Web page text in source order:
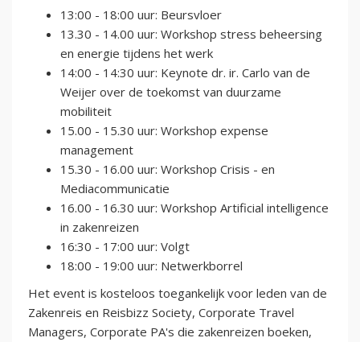
13:00 - 18:00 uur: Beursvloer
13.30 - 14.00 uur: Workshop stress beheersing
en energie tijdens het werk
14:00 - 14:30 uur: Keynote dr. ir. Carlo van de
Weijer over de toekomst van duurzame
mobiliteit
15.00 - 15.30 uur: Workshop expense
management
15.30 - 16.00 uur: Workshop Crisis - en
Mediacommunicatie
16.00 - 16.30 uur: Workshop Artificial intelligence
in zakenreizen
16:30 - 17:00 uur: Volgt
18:00 - 19:00 uur: Netwerkborrel
H et event is kosteloos toegankelijk voor leden van de
Zakenreis en Reisbizz Society, Corporate Travel
Managers, Corporate PA's die zakenreizen boeken,